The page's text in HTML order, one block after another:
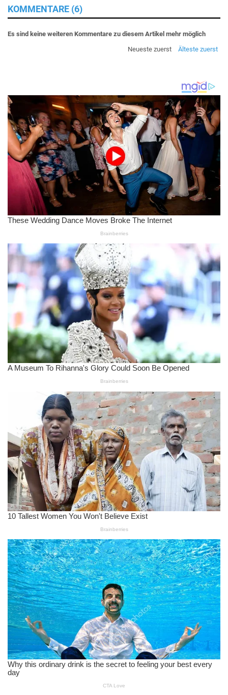
KOMMENTARE (6)
Es sind keine weiteren Kommentare zu diesem Artikel mehr möglich
Neueste zuerst
Älteste zuerst